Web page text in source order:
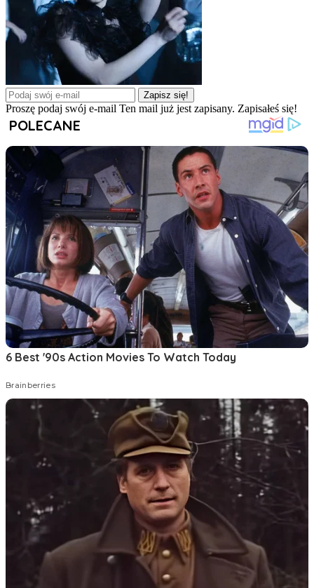
Zapisz się!
Proszę podaj swój e-mail Ten mail już jest zapisany. Zapisałeś się!